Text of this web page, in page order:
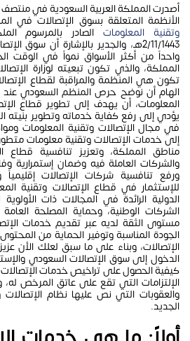
الأنظمة المتعلقة بسوق الإتصالات في
وتقنية المعلومات
2/11/1443هـ، والجدير بالإشارة أن
واحداً من أكثر الأسواق نمواً في الوقت
المملكة، والذي تكون تبعيته لوزارة
تكون هي المنظمة والمراقبة لقطاع
الهام أن نوضح حرص المنظم السعودي عند
المعلومات، أن يهدف إلى تطوير قطاع
يؤدي إلى رفع كفاية خدماته وتطوير بنيته
في مجال الإتصالات وتقنية المعلومات
إلى خدمات الإتصالات وتقنية معلومات
مناطق المملكة، وتعزيز تنافسية قطاع
والشركات العاملة فيه وضمان إستمرارية
ورفع تنافسية شركات الإتصالات إقليمياً
للإستثمار في قطاع الإتصالات وتقنية
الدولية الرائدة في المجالات ذات
الشركات الوطنية، وحماية المصلحة
مستوى الثقة لديه عبر تقديم خدمات
الجودة المناسبة وتوفير الحماية من
الإتصالات، وبناء على ما سبق لعلك الأن
الدخول إلى سوق الإتصالات السعودي
كيفية الحصول على تراخيص خدمات
الإلتزامات التي تقع على عاتق المرخص
والعقوبات التي نص عليها نظام
الجديد.